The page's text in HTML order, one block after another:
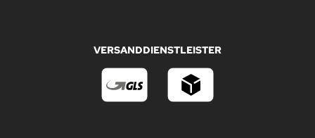
VERSANDDIENSTLEISTER